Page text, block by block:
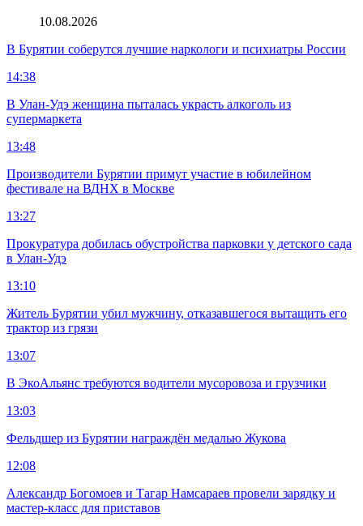
10.08.2026
В Бурятии соберутся лучшие наркологи и психиатры России
14:38
В Улан-Удэ женщина пыталась украсть алкоголь из
супермаркета
13:48
Производители Бурятии примут участие в юбилейном
фестивале на ВДНХ в Москве
13:27
Прокуратура добилась обустройства парковки у детского сада
в Улан-Удэ
13:10
Житель Бурятии убил мужчину, отказавшегося вытащить его
трактор из грязи
13:07
В ЭкоАльянс требуются водители мусоровоза и грузчики
13:03
Фельдшер из Бурятии награждён медалью Жукова
12:08
Александр Богомоев и Тагар Намсараев провели зарядку и
мастер-класс для приставов